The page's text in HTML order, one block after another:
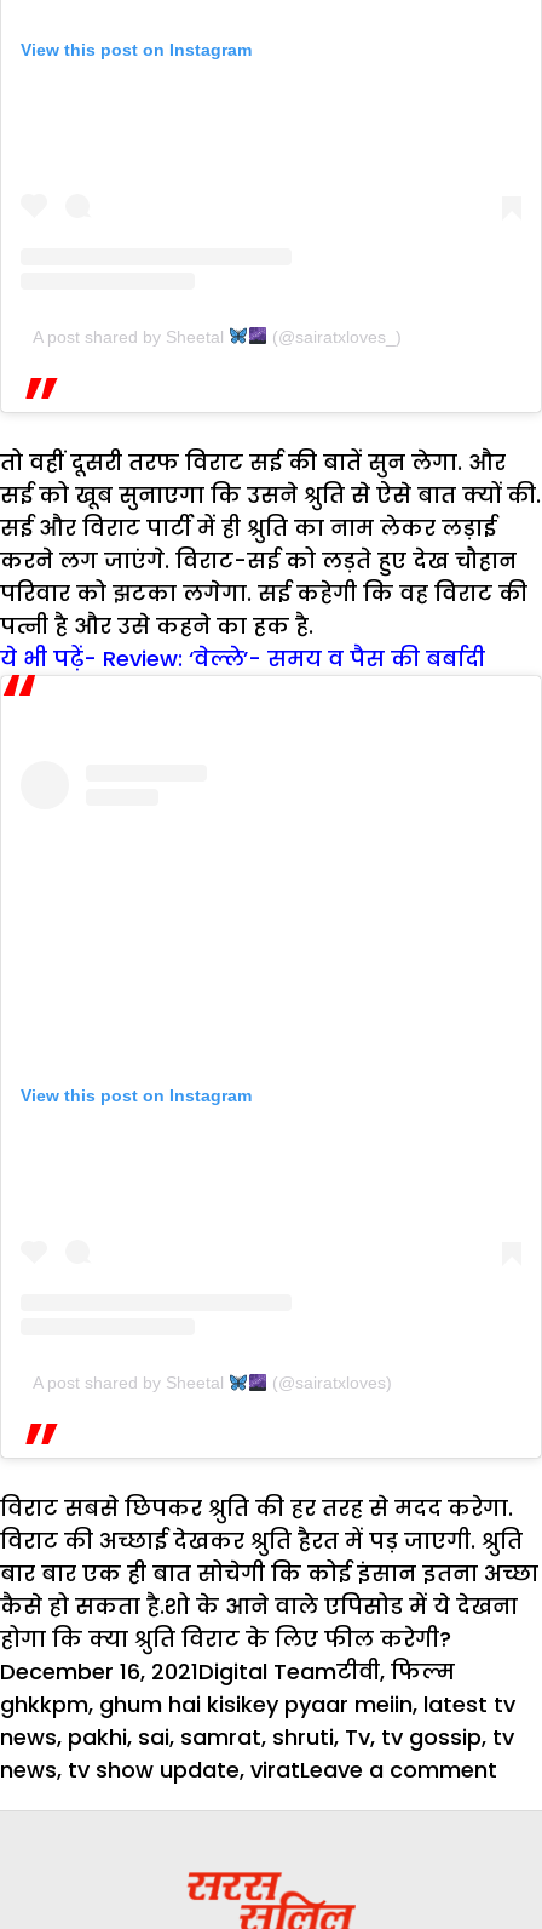
View this post on Instagram
A post shared by Sheetal (@sairatxloves_)
तो वहीं दूसरी तरफ विराट सई की बातें सुन लेगा. और
सई को खूब सुनाएगा कि उसने श्रुति से ऐसे बात क्यों की.
सई और विराट पार्टी में ही श्रुति का नाम लेकर लड़ाई
करने लग जाएंगे. विराट-सई को लड़ते हुए देख चौहान
परिवार को झटका लगेगा. सई कहेगी कि वह विराट की
पत्नी है और उसे कहने का हक है.
ये भी पढ़ें- Review: ‘वेल्ले’- समय व पैस की बर्बादी
View this post on Instagram
A post shared by Sheetal (@sairatxloves)
विराट सबसे छिपकर श्रुति की हर तरह से मदद करेगा.
विराट की अच्छाई देखकर श्रुति हैरत में पड़ जाएगी. श्रुति
बार बार एक ही बात सोचेगी कि कोई इंसान इतना अच्छा
कैसे हो सकता है.शो के आने वाले एपिसोड में ये देखना
होगा कि क्या श्रुति विराट के लिए फील करेगी?
Posted
on
December 16, 2021Author
Digital TeamCategories
टीवी, फिल्मTags
ghkkpm, ghum hai kisikey pyaar meiin, latest tv
news, pakhi, sai, samrat, shruti, Tv, tv gossip, tv
news, tv show update, viratLeave a comment